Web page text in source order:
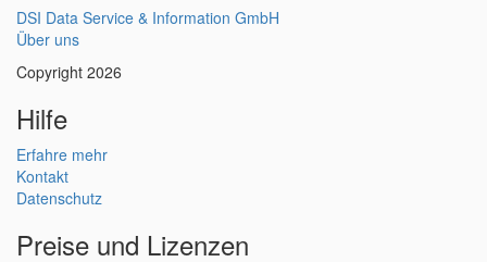
DSI Data Service & Information GmbH
Über uns
Copyright 2026
Hilfe
Erfahre mehr
Kontakt
Datenschutz
Preise und Lizenzen